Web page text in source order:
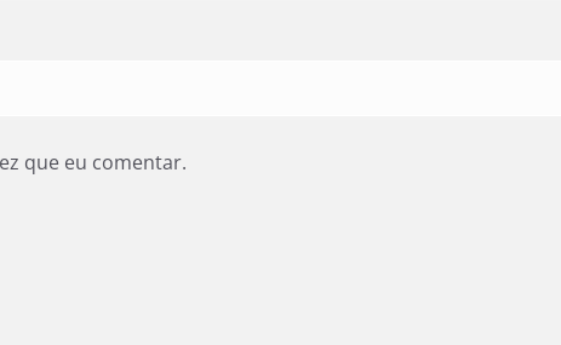
que eu comentar.